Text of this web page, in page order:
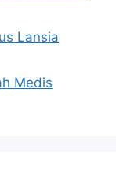
Lansia
Medis